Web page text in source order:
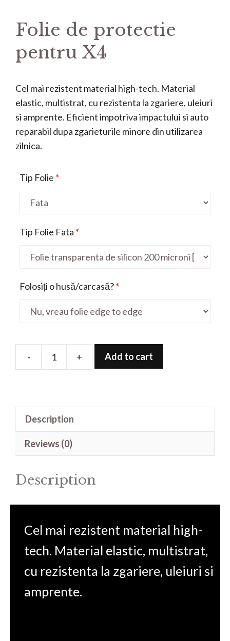
Folie de protectie
pentru X4
Cel mai rezistent material high-tech. Material
elastic, multistrat, cu rezistenta la zgariere, uleiuri
si amprente. Eficient impotriva impactului si auto
reparabil dupa zgarieturile minore din utilizarea
zilnica.
Tip Folie *
Tip Folie Fata *
Folosiți o husă/carcasă?*
-
Folie
+ Add to cart
Description
Reviews (0)
Description
Cel mai rezistent material high-
tech. Material elastic, multistrat,
cu rezistenta la zgariere, uleiuri si
amprente.